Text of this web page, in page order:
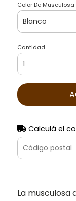
Color De Musculosa
Cantidad
Calculá el
La musculosa